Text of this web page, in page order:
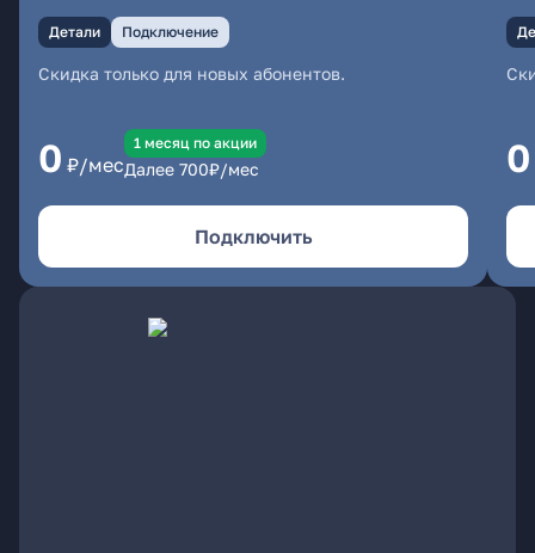
Детали Подключение
Скидка только для новых абонентов.
0 ₽/мес
1 месяц по акции
Далее 700₽/мес
Подключить
0